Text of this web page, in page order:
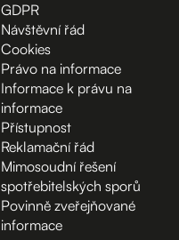
GDPR
Návštěvní řád
Cookies
Právo na informace
Informace k právu na
informace
Přístupnost
Reklamační řád
Mimosoudní řešení
spotřebitelských sporů
Povinně zveřejňované
informace